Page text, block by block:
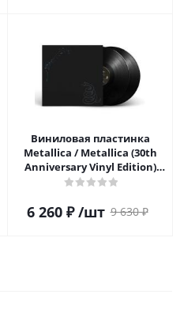
Виниловая пластинка
Metallica / Metallica (30th
Anniversary Vinyl Edition)
(2LP)
6 260₽ /шт 9 630₽